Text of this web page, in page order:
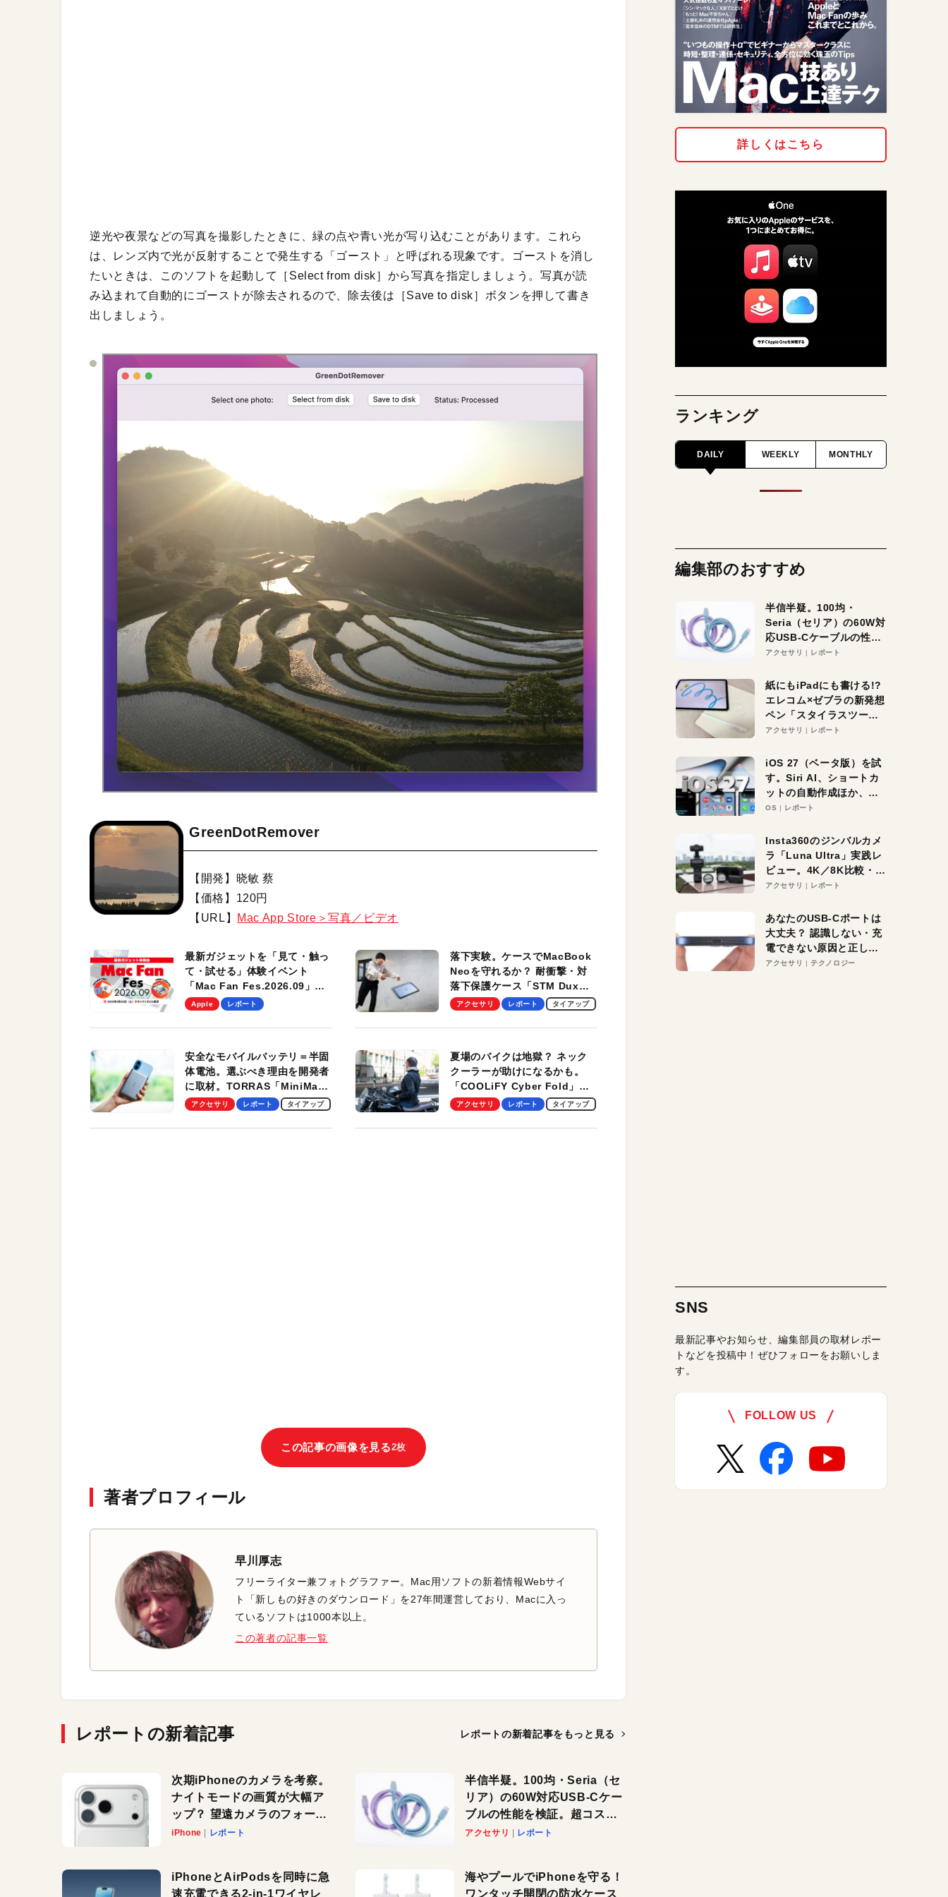
逆光や夜景などの写真を撮影したときに、緑の点や青い光が写り込むことがあります。これら
は、レンズ内で光が反射することで発生する「ゴースト」と呼ばれる現象です。ゴーストを消し
たいときは、このソフトを起動して［Select from disk］から写真を指定しましょう。写真が読
み込まれて自動的にゴーストが除去されるので、除去後は［Save to disk］ボタンを押して書き
出しましょう。
GreenDotRemover
【開発】晓敏 蔡
【価格】120円
【URL】
Mac App Store＞写真／ビデオ
最新ガジェットを「見て・触っ
て・試せる」体験イベント
「Mac Fan Fes.2026.09」
を、9月26日（土）に開催しま
Apple レポート
落下実験。ケースでMacBook
Neoを守れるか？ 耐衝撃・対
落下保護ケース「STM Dux
Ultra」を検証。学生、ビジネ
適！
アクセサリ レポート タイアップ
安全なモバイルバッテリ＝半固
体電池。選ぶべき理由を開発者
に取材。TORRAS「MiniMag
Pro」の実機レビューも
アクセサリ レポート タイアップ
夏場のバイクは地獄？ ネック
クーラーが助けになるかも。
「COOLiFY Cyber Fold」レ
ビュー。冷却の速さ、密着する
性がグッド！
アクセサリ レポート タイアップ
この記事の画像を見る2枚
著者プロフィール
早川厚志
フリーライター兼フォトグラファー。Mac用ソフトの新着情報Webサイ
ト「新しもの好きのダウンロード」を27年間運営しており、Macに入っ
ているソフトは1000本以上。
この著者の記事一覧
レポートの新着記事 レポートの新着記事をもっと見る
次期iPhoneのカメラを考察。
ナイトモードの画質が大幅ア
ップ？ 望遠カメラのフォーカ
スがさらにシャープに？
iPhone レポート
半信半疑。100均・Seria（セ
リア）の60W対応USB-Cケー
ブルの性能を検証。超コスパ
の1本を発見か？
アクセサリ レポート
iPhoneとAirPodsを同時に急
速充電できる2-in-1ワイヤレ
海やプールでiPhoneを守る！
ワンタッチ開閉の防水ケース
詳しくはこちら
ランキング
DAILY WEEKLY MONTHLY
編集部のおすすめ
半信半疑。100均・
Seria（セリア）の60W対
応USB-Cケーブルの性能
を検証。超コスパの1本を
アクセサリ レポート
紙にもiPadにも書ける!?
エレコム×ゼブラの新発想
ペン「スタイラスツーウ
ェイ」レビュー。持ち替
アクセサリ レポート
iOS 27（ベータ版）を試
す。Siri AI、ショートカ
ットの自動作成ほか、期
待大の便利機能5選。
る未来はすぐそこ！
OS レポート
Insta360のジンバルカメ
ラ「Luna Ultra」実践レ
ビュー。4K／8K比較・ズ
ーム・夜間撮影をチェッ
アクセサリ レポート
あなたのUSB-Cポートは
大丈夫？ 認識しない・充
電できない原因と正しい
対策
アクセサリ テクノロジー
SNS
最新記事やお知らせ、編集部員の取材レポー
トなどを投稿中！ぜひフォローをお願いしま
す。
FOLLOW US